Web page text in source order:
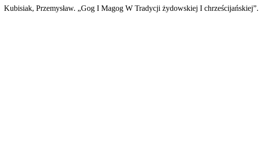
Kubisiak, Przemysław. „Gog I Magog W Tradycji żydowskiej I chrześcijańskiej”.